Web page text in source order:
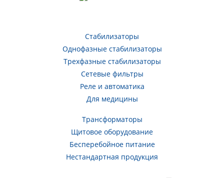
Стабилизаторы
Однофазные стабилизаторы
Трехфазные стабилизаторы
Сетевые фильтры
Реле и автоматика
Для медицины
Трансформаторы
Щитовое оборудование
Бесперебойное питание
Нестандартная продукция